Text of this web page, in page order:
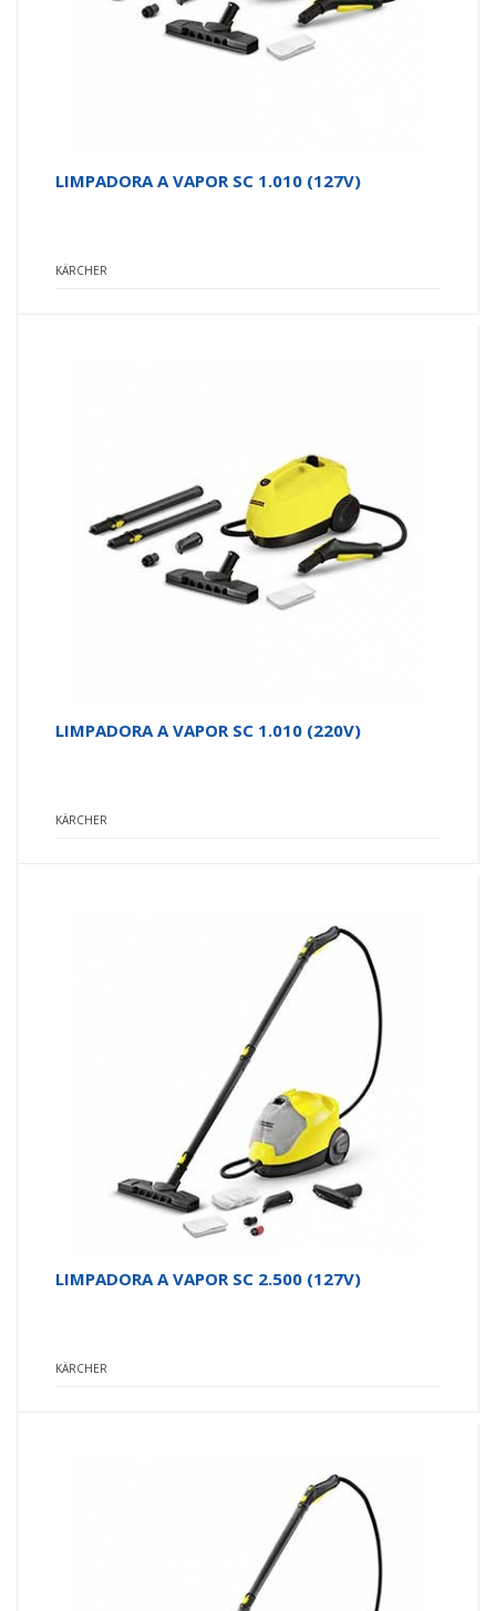
LIMPADORA A VAPOR SC 1.010 (127V)
KÄRCHER
LIMPADORA A VAPOR SC 1.010 (220V)
KÄRCHER
LIMPADORA A VAPOR SC 2.500 (127V)
KÄRCHER